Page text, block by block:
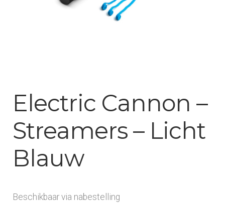
Electric Cannon –
Streamers – Licht
Blauw
Beschikbaar via nabestelling